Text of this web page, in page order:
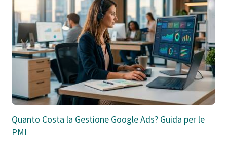
Quanto Costa la Gestione Google Ads? Guida per le
PMI